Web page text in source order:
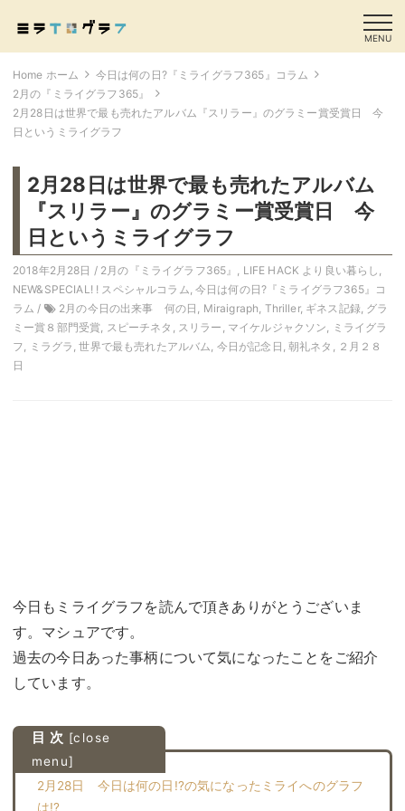
MENU
Home ホーム
今日は何の日?『ミライグラフ365』コラム
2月の『ミライグラフ365』
2月28日は世界で最も売れたアルバム『スリラー』のグラミー賞受賞日 今
日というミライグラフ
2月28日は世界で最も売れたアルバム
『スリラー』のグラミー賞受賞日 今
日というミライグラフ
2018年2月28日 / 2月の『ミライグラフ365』 , LIFE HACK より良い暮らし ,
NEW&SPECIAL! ! スペシャルコラム,今日は何の日?『ミライグラフ365』コ
ラム / 2月の今日の出来事 何の日 , Miraigraph, Thriller, ギネス記録, グラ
ミー賞８部門受賞, スピーチネタ , スリラー , マイケルジャクソン, ミライグラ
フ, ミラグラ ,世界で最も売れたアルバム, 今日が記念日 ,朝礼ネタ , ２月２８
日
今日もミライグラフを読んで頂きありがとうございま
す。マシュアです。
過去の今日あった事柄について気になったことをご紹介
しています。
目 次 [close
menu]
2月28日 今日は何の日!?の気になったミライへのグラフ
は!?